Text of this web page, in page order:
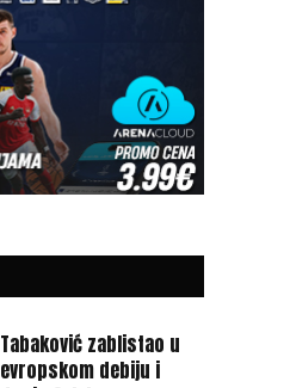
Tabaković zablistao u
evropskom debiju i